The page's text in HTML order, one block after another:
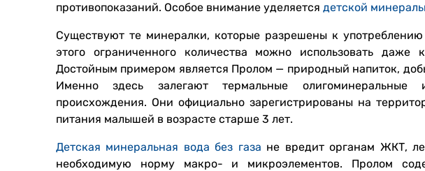
противопоказаний. Особое внимание уделяется детской
Существуют те минералки, которые разрешены к
этого ограниченного количества можно использовать даже
Достойным примером является Пролом — природный напиток,
Именно здесь залегают термальные олигоминеральные
происхождения. Они официально зарегистрированы на
питания малышей в возрасте старше 3 лет.
Детская минеральная вода без газа не вредит органам ЖКТ,
необходимую норму макро- и микроэлементов. Пролом